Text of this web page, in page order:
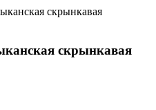
скрынкавая